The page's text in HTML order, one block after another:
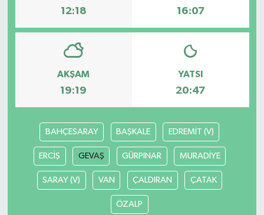
12:18 16:07
AKŞAM
19:19
YATSI
20:47
BAHÇESARAY BAŞKALE EDREMİT (V)
ERCİŞ GEVAŞ GÜRPINAR MURADİYE
SARAY (V) VAN ÇALDIRAN ÇATAK
ÖZALP